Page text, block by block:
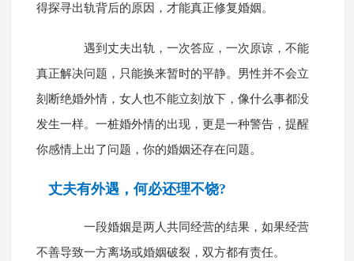
得探寻出轨背后的原因，才能真正修复婚姻。
遇到丈夫出轨，一次答应，一次原谅，不能
真正解决问题，只能换来暂时的平静。男性并不会立
刻断绝婚外情，女人也不能立刻放下，像什么事都没
发生一样。一桩婚外情的出现，更是一种警告，提醒
你感情上出了问题，你的婚姻还存在问题。
丈夫有外遇，何必还理不饶?
一段婚姻是两人共同经营的结果，如果经营
不善导致一方离场或婚姻破裂，双方都有责任。